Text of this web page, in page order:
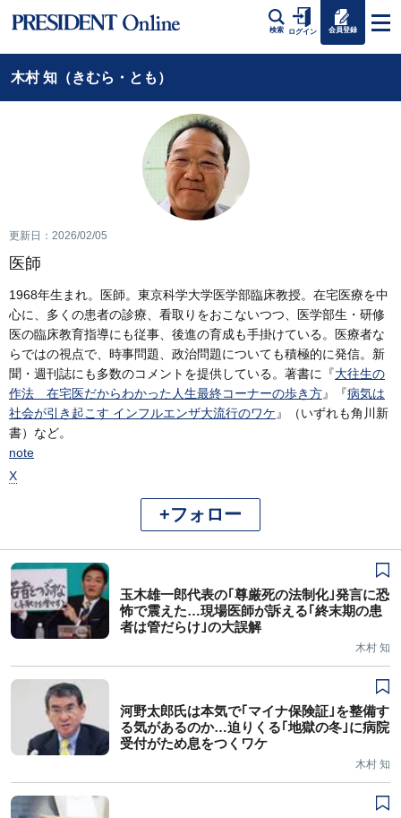
検索 ログイン 会員登録
木村 知（きむら・とも）
更新日：2026/02/05
医師
1968年生まれ。医師。東京科学大学医学部臨床教授。在宅医療を中
心に、多くの患者の診療、看取りをおこないつつ、医学部生・研修
医の臨床教育指導にも従事、後進の育成も手掛けている。医療者な
らではの視点で、時事問題、政治問題についても積極的に発信。新
聞・週刊誌にも多数のコメントを提供している。著書に『大往生の
作法 在宅医だからわかった人生最終コーナーの歩き方』『病気は
社会が引き起こす インフルエンザ大流行のワケ 』（いずれも角川新
書）など。
note
X
+フォロー
玉木雄一郎代表の｢尊厳死の法制化｣発言に恐
怖で震えた…現場医師が訴える｢終末期の患
者は管だらけ｣の大誤解
木村 知
河野太郎氏は本気で｢マイナ保険証｣を整備す
る気があるのか…迫りくる｢地獄の冬｣に病院
受付がため息をつくワケ
木村 知